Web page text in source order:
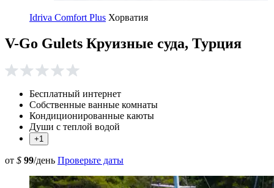
Idriva Comfort Plus Хорватия
V-Go Gulets Круизные суда, Турция
Бесплатный интернет
Собственные ванные комнаты
Кондиционированные каюты
Души с теплой водой
+1
от $ 99/день Проверьте даты